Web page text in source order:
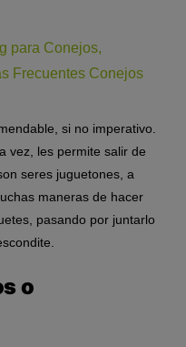
para Conejos,
Frecuentes Conejos
si no imperativo.
vez, les permite salir de
seres juguetones, a
maneras de hacer
pasando por juntarlo
o